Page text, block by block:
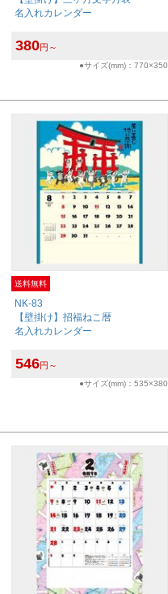
名入れカレンダー
380円～
●サイズ(mm)：770×350
送料無料
NK-83
【壁掛け】招福ねこ暦
名入れカレンダー
546円～
●サイズ(mm)：535×380